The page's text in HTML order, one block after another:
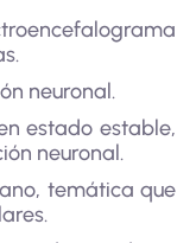
neuronal.
estado estable,
neuronal.
temática que